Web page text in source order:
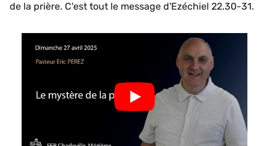
de la prière. C'est tout le message d'Ezéchiel 22.30-31.